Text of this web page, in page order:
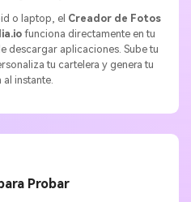
o laptop, el Creador de Fotos
funciona directamente en tu
descargar aplicaciones. Sube tu
tu cartelera y genera tu
instante.
Probar